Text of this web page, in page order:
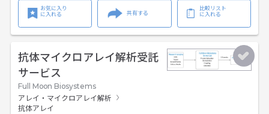
お気に入り
に入れる
共有する
比較リスト
に入れる
抗体マイクロアレイ解析受託
サービス
Full Moon Biosystems
アレイ・マイクロアレイ解析
抗体アレイ